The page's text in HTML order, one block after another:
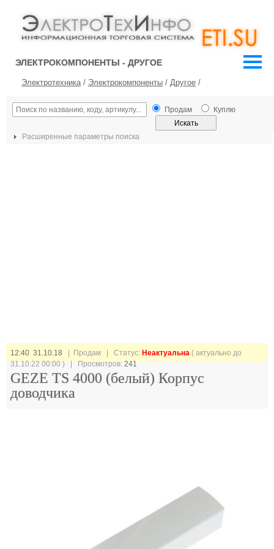
ЭЛЕКТРОКОМПОНЕНТЫ - ДРУГОЕ
Электротехника/ Электрокомпоненты / Другое /
Продам Куплю
Расширенные параметры поиска
12:40 31.10.18 | Продам | Статус: Неактуальна ( актуально до
31.10.22 00:00 ) | Просмотров:241
GEZE TS 4000 (белый) Корпус
доводчика